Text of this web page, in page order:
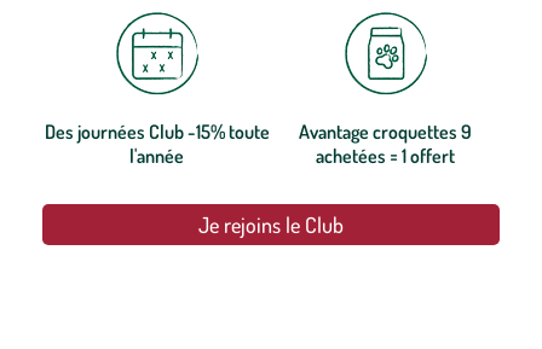
Des journées Club -15% toute
l'année
Avantage croquettes 9
achetées = 1 offert
Je rejoins le Club